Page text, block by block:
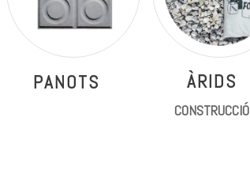
PANOTS ÀRIDS
CONSTRUCCIÓ